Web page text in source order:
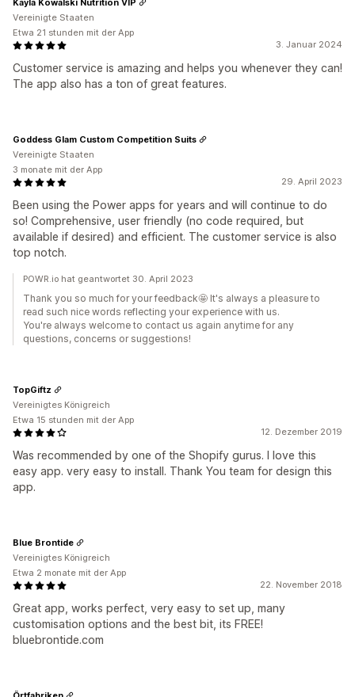
3. Januar 2024
Customer service is amazing and helps you whenever they can!
The app also has a ton of great features.
Vereinigte Staaten
Etwa 21 stunden mit der App
29. April 2023
Been using the Power apps for years and will continue to do
so! Comprehensive, user friendly (no code required, but
available if desired) and efficient. The customer service is also
top notch.
Goddess Glam Custom Competition Suits
Vereinigte Staaten
3 monate mit der App
POWR.io hat geantwortet 30. April 2023
Thank you so much for your feedback🤩️ It's always a pleasure to
read such nice words reflecting your experience with us.
You're always welcome to contact us again anytime for any
questions, concerns or suggestions!
12. Dezember 2019
Was recommended by one of the Shopify gurus. I love this
easy app. very easy to install. Thank You team for design this
app.
TopGiftz
Vereinigtes Königreich
Etwa 15 stunden mit der App
22. November 2018
Great app, works perfect, very easy to set up, many
customisation options and the best bit, its FREE!
bluebrontide.com
Blue Brontide
Vereinigtes Königreich
Etwa 2 monate mit der App